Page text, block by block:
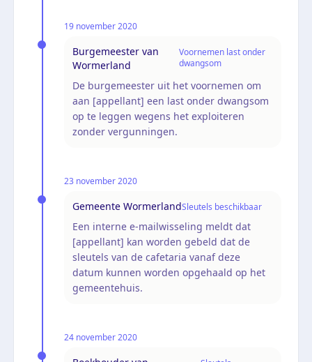
19 november 2020
Burgemeester van
Wormerland
Voornemen last onder
dwangsom
De burgemeester uit het voornemen om
aan [appellant] een last onder dwangsom
op te leggen wegens het exploiteren
zonder vergunningen.
23 november 2020
Gemeente WormerlandSleutels beschikbaar
Een interne e-mailwisseling meldt dat
[appellant] kan worden gebeld dat de
sleutels van de cafetaria vanaf deze
datum kunnen worden opgehaald op het
gemeentehuis.
24 november 2020